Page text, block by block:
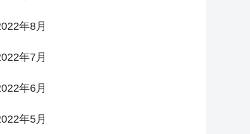
年8月
年7月
年6月
年5月